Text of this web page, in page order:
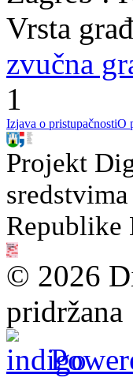
Vrsta
zvučna
1
Izjava o pristupačnostiO
Projekt
Republike
© 2026
pridržana